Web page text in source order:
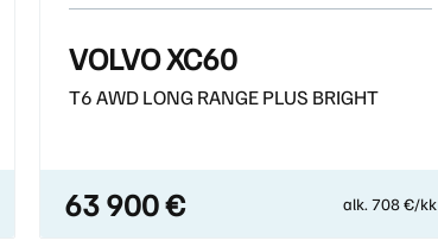
VOLVO XC60
T6 AWD LONG RANGE PLUS BRIGHT
63 900 € alk. 708 €/kk